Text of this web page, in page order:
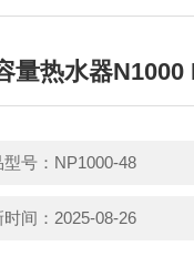
量热水器
型号：NP1000-48
时间：2025-08-26